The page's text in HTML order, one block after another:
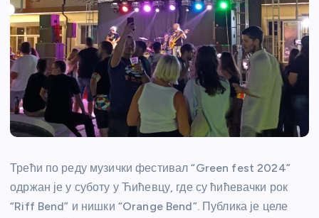
Трећи по реду музички фестивал “Green fest 2024”
одржан је у суботу у Ћићевцу, где су ћићевачки рок
“Riff Bend” и нишки “Orange Bend”. Публика је целе